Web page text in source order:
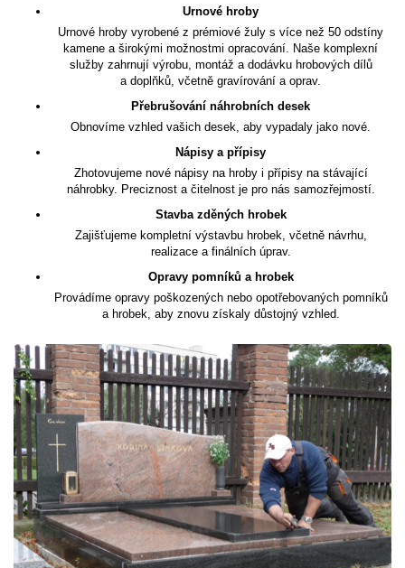
Urnové hroby
Urnové hroby vyrobené z prémiové žuly s více než 50 odstíny
kamene a širokými možnostmi opracování. Naše komplexní
služby zahrnují výrobu, montáž a dodávku hrobových dílů
a doplňků, včetně gravírování a oprav.
Přebrušování náhrobních desek
Obnovíme vzhled vašich desek, aby vypadaly jako nové.
Nápisy a přípisy
Zhotovujeme nové nápisy na hroby i přípisy na stávající
náhrobky. Preciznost a čitelnost je pro nás samozřejmostí.
Stavba zděných hrobek
Zajišťujeme kompletní výstavbu hrobek, včetně návrhu,
realizace a finálních úprav.
Opravy pomníků a hrobek
Provádíme opravy poškozených nebo opotřebovaných pomníků
a hrobek, aby znovu získaly důstojný vzhled.